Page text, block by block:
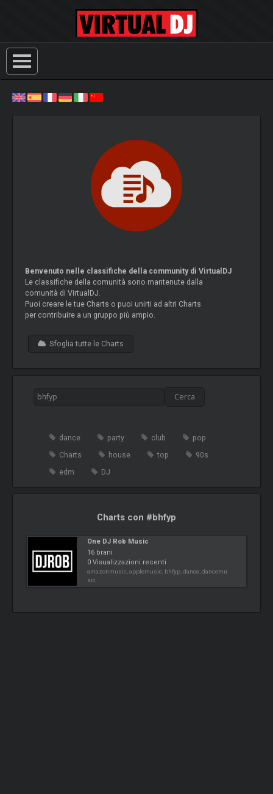
Benvenuto nelle classifiche della community di VirtualDJ
Le classifiche della comunità sono mantenute dalla
comunità di VirtualDJ.
Puoi creare le tue Charts o puoi unirti ad altri Charts
per contribuire a un gruppo più ampio.
Sfoglia tutte le Charts
dance party club
pop
Charts
house top
90s
edm
DJ
Charts con #bhfyp
One DJ Rob Music
16 brani
0 Visualizzazioni recenti
amazonmusic, applemusic, bhfyp, dance, dancemu
sic